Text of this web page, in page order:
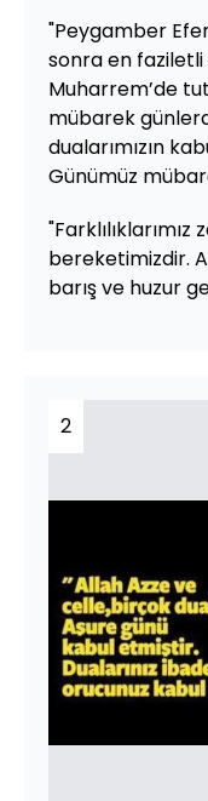
"Peygamber
sonra en faziletli
Muharrem’de
mübarek
dualarımızın
Günümüz
bereketimizdir.
barış ve huzur
2